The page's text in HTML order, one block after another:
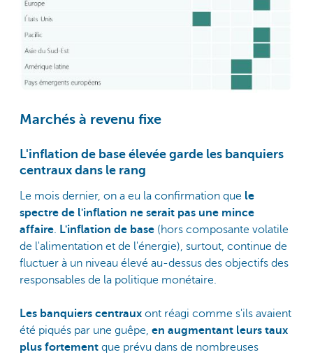
Marchés à revenu fixe
L'inflation de base élevée garde les banquiers
centraux dans le rang
Le mois dernier, on a eu la confirmation que le
spectre de l'inflation ne serait pas une mince
affaire. L'inflation de base (hors composante volatile
de l'alimentation et de l'énergie), surtout, continue de
fluctuer à un niveau élevé au-dessus des objectifs des
responsables de la politique monétaire.
Les banquiers centraux ont réagi comme s'ils avaient
été piqués par une guêpe, en augmentant leurs taux
plus fortement que prévu dans de nombreuses